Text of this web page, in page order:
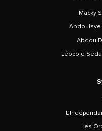
Macky
Abdoulaye
Abdou
Léopold
Les